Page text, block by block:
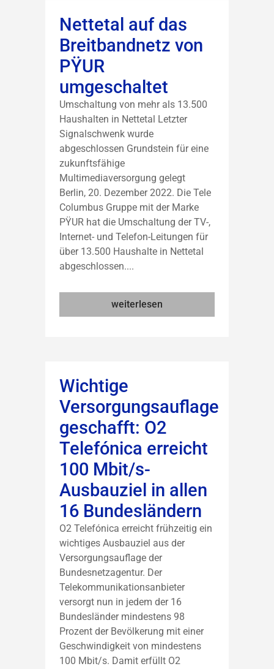
Nettetal auf das
Breitbandnetz von
PŸUR
umgeschaltet
Umschaltung von mehr als 13.500
Haushalten in Nettetal Letzter
Signalschwenk wurde
abgeschlossen Grundstein für eine
zukunftsfähige
Multimediaversorgung gelegt
Berlin, 20. Dezember 2022. Die Tele
Columbus Gruppe mit der Marke
PŸUR hat die Umschaltung der TV-,
Internet- und Telefon-Leitungen für
über 13.500 Haushalte in Nettetal
abgeschlossen....
weiterlesen
Wichtige
Versorgungsauflage
geschafft: O2
Telefónica erreicht
100 Mbit/s-
Ausbauziel in allen
16 Bundesländern
O2 Telefónica erreicht frühzeitig ein
wichtiges Ausbauziel aus der
Versorgungsauflage der
Bundesnetzagentur. Der
Telekommunikationsanbieter
versorgt nun in jedem der 16
Bundesländer mindestens 98
Prozent der Bevölkerung mit einer
Geschwindigkeit von mindestens
100 Mbit/s. Damit erfüllt O2